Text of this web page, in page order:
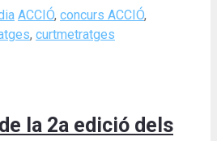
Tags
ACCIÓ, concurs ACCIÓ,
, curtmetratges
la 2a edició dels